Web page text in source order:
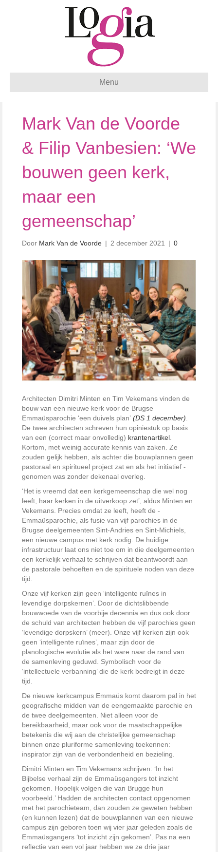
Menu
Mark Van de Voorde
& Filip Vanbesien: ‘We
bouwen geen kerk,
maar een
gemeenschap’
Door Mark Van de Voorde | 2 december 2021 | 0
Architecten Dimitri Minten en Tim Vekemans vinden de
bouw van een nieuwe kerk voor de Brugse
Emmaüsparochie ‘een duivels plan’ (DS 1 december).
De twee architecten schreven hun opiniestuk op basis
van een (correct maar onvolledig) krantenartikel.
Kortom, met weinig accurate kennis van zaken. Ze
zouden gelijk hebben, als achter die bouwplannen geen
pastoraal en spiritueel project zat en als het initiatief ­
genomen was zonder dekenaal overleg.
‘Het is vreemd dat een kerkgemeenschap die wel nog
leeft, haar kerken in de uitverkoop zet’, aldus Minten en
Vekemans. Precies omdat ze leeft, heeft de ­
Emmaüsparochie, als fusie van vijf parochies in de
Brugse deelgemeenten Sint-Andries en Sint-Michiels,
een nieuwe campus met kerk nodig. De huidige
infrastructuur laat ons niet toe om in die deelgemeenten
een kerkelijk verhaal te schrijven dat ­beantwoordt aan
de pastorale behoeften en de spirituele noden van deze
tijd.
Onze vijf kerken zijn geen ‘intelligente ruïnes in
levendige dorpskernen’. Door de dichtslibbende
bouwwoede van de voorbije decennia en dus ook door
de schuld van architecten hebben de vijf parochies geen
‘levendige dorpskern’ (meer). Onze vijf kerken zijn ook
geen ‘intelligente ruïnes’, maar zijn door de
planologische evolutie als het ware naar de rand van
de ­samenleving geduwd. Symbolisch voor de
‘intellectuele verbanning’ die de kerk ­bedreigt in deze
tijd.
De nieuwe kerkcampus Emmaüs komt daarom pal in het
geografische midden van de eengemaakte parochie en
de twee deelgemeenten. Niet alleen voor de
bereikbaarheid, maar ook voor de maatschappelijke
betekenis die wij aan de christelijke gemeenschap
binnen onze pluriforme ­samenleving toekennen:
inspirator zijn van de verbondenheid en bezieling.
Dimitri Minten en Tim Vekemans schrijven: ‘In het
Bijbelse verhaal zijn de Emmaüsgangers tot inzicht
gekomen. ­Hopelijk volgen die van Brugge hun
voorbeeld.’ Hadden de architecten contact ­opgenomen
met het parochieteam, dan zouden ze geweten hebben
(en kunnen ­lezen) dat de bouwplannen van een nieuwe
campus zijn geboren toen wij vier jaar geleden zoals de
Emmaüsgangers ‘tot inzicht zijn gekomen’. Pas na een
reflectie van een vol jaar hebben we ze drie jaar